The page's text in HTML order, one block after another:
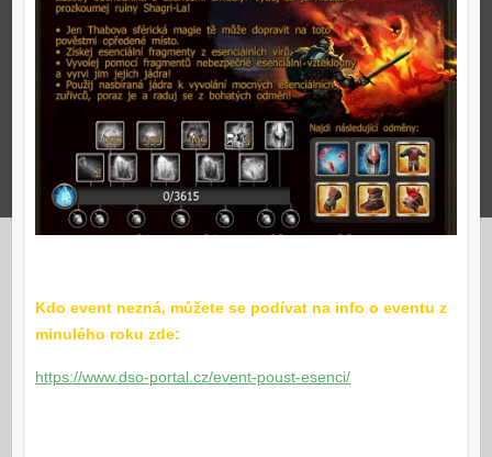
Kdo event nezná, můžete se podívat na info o eventu z
minulého roku zde:
https://www.dso-portal.cz/event-poust-esenci/